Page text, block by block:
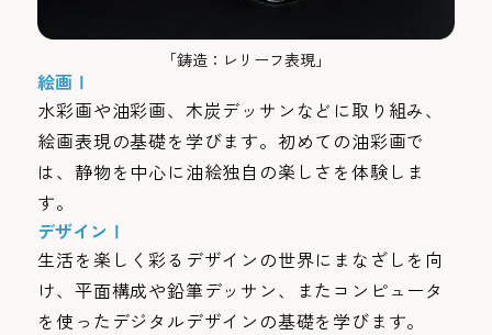
「鋳造：レリーフ表現」
絵画Ⅰ
水彩画や油彩画、木炭デッサンなどに取り組み、
絵画表現の基礎を学びます。初めての油彩画で
は、静物を中心に油絵独自の楽しさを体験しま
す。
デザインⅠ
生活を楽しく彩るデザインの世界にまなざしを向
け、平面構成や鉛筆デッサン、またコンピュータ
を使ったデジタルデザインの基礎を学びます。